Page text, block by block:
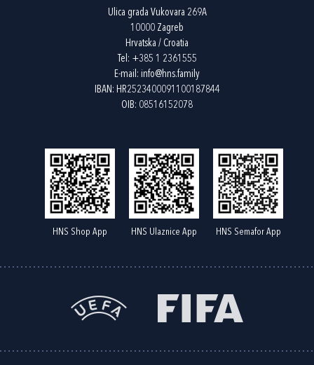
Ulica grada Vukovara 269A
10000 Zagreb
Hrvatska / Croatia
Tel: +385 1 2361555
E-mail: info@hns.family
IBAN: HR2523400091100187844
OIB: 08516152078
HNS Shop App HNS Ulaznice App HNS Semafor App